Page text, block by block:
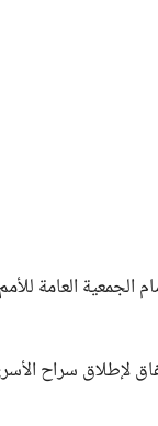
العامة
لإطلاق سراح